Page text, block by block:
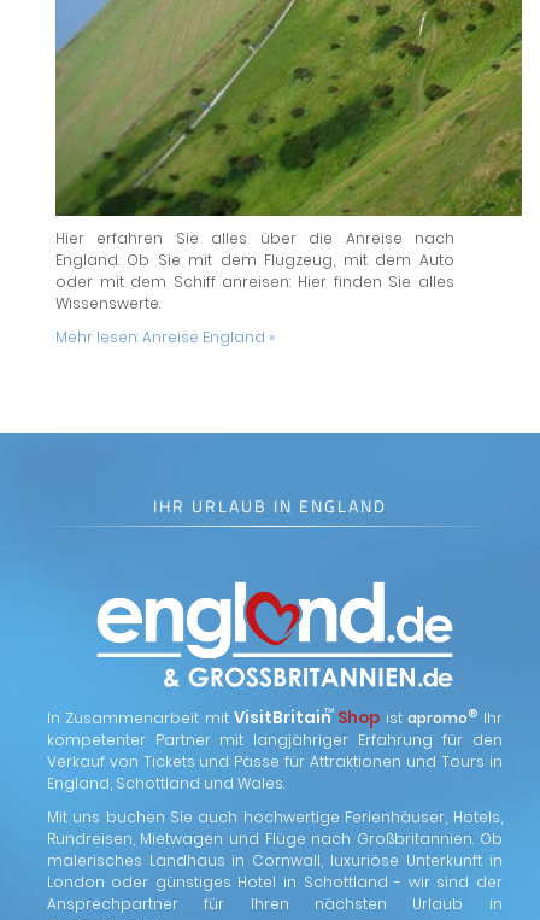
Hier erfahren Sie alles über die Anreise nach
England. Ob Sie mit dem Flugzeug, mit dem Auto
oder mit dem Schiff anreisen: Hier finden Sie alles
Wissenswerte.
Mehr lesen:Anreise England »
IHR URLAUB IN ENGLAND
In Zusammenarbeit mitVisitBritain
™ Shop istapromo® Ihr
kompetenter Partner mit langjähriger Erfahrung für den
Verkauf von Tickets und Pässe für Attraktionen und Tours in
England, Schottland und Wales.
Mit uns buchen Sie auch hochwertige Ferienhäuser, Hotels,
Rundreisen, Mietwagen und Flüge nach Großbritannien. Ob
malerisches Landhaus in Cornwall, luxuriöse Unterkunft in
London oder günstiges Hotel in Schottland - wir sind der
Ansprechpartner für Ihren nächsten Urlaub in